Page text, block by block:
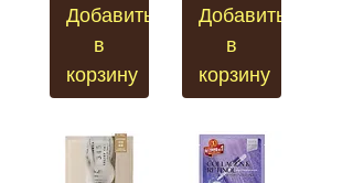
Добавить
в
корзину
Добавить
в
корзину